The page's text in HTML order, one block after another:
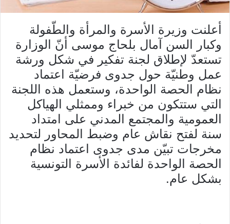
أعلنت وزيرة الأسرة والمرأة والطّفولة
وكبار السن آمال بلحاج موسى أنّ الوزارة
تستعدّ لإطلاق لجنة تفكير في شكل ورشة
عمل وطنيّة حول جدوى فرضيّة اعتماد
نظام الحصة الواحدة، وستعمل هذه اللجنة
التي ستتكون من خبراء وممثلي الهياكل
العمومية والمجتمع المدني على امتداد
سنة لفتح نقاش عام وضبط المحاور لتحديد
مخرجات تبيّن مدى جدوى اعتماد نظام
الحصة الواحدة لفائدة الأسرة التونسية
بشكل عام.